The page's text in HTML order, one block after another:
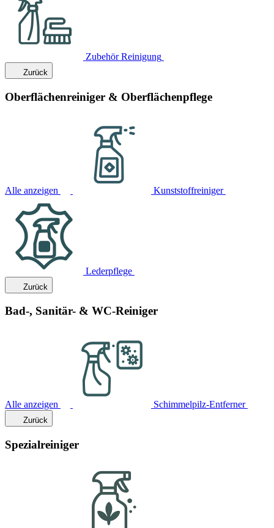
Zubehör Reinigung
Zurück
Oberflächenreiniger & Oberflächenpflege
Alle anzeigen Kunststoffreiniger
Lederpflege
Zurück
Bad-, Sanitär- & WC-Reiniger
Alle anzeigen Schimmelpilz-Entferner
Zurück
Spezialreiniger